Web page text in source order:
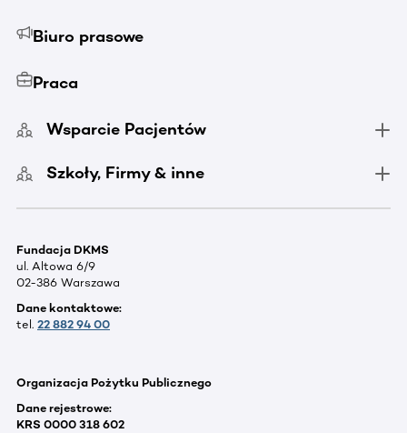
Biuro prasowe
Praca
Wsparcie Pacjentów
Szkoły, Firmy & inne
Fundacja DKMS
ul. Altowa 6/9
02-386 Warszawa
Dane kontaktowe:
tel. 22 882 94 00
Organizacja Pożytku Publicznego
Dane rejestrowe:
KRS 0000 318 602